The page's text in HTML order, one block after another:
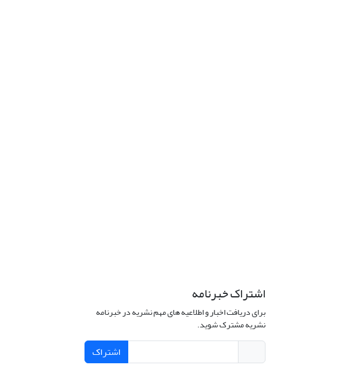
اشتراک خبرنامه
برای دریافت اخبار و اطلاعیه های مهم نشریه در خبرنامه
نشریه مشترک شوید.
اشتراک